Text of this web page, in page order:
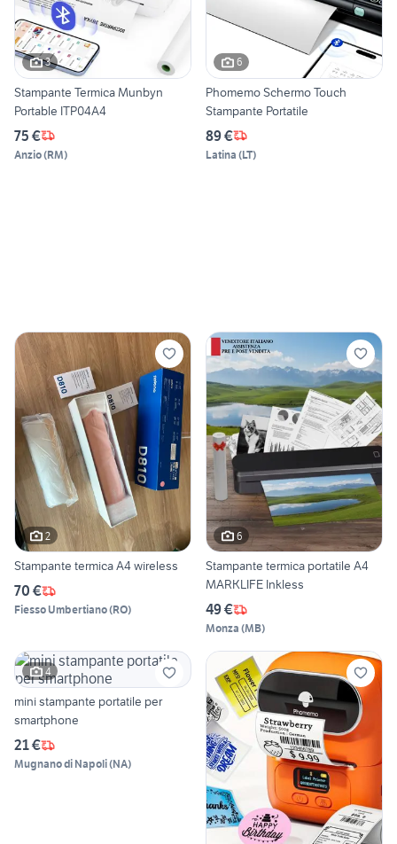
3
Stampante Termica Munbyn
Portable ITP04A4
75 €
Anzio(RM)
6
Phomemo Schermo Touch
Stampante Portatile
89 €
Latina (LT)
2
Stampante termica A4 wireless
70 €
Fiesso Umbertiano(RO)
6
Stampante termica portatile A4
MARKLIFE Inkless
49 €
Monza (MB)
4
mini stampante portatile per
smartphone
21 €
Mugnano di Napoli(NA)